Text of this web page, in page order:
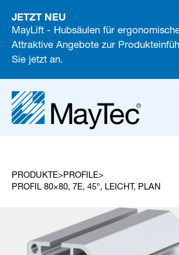
JETZT NEU
MayLift - Hubsäulen für
Attraktive Angebote zur
Sie jetzt an.
PRODUKTE
PROFILE
PROFIL 80×80, 7E, 45°, LEICHT, PLAN